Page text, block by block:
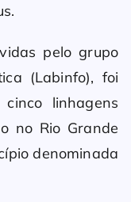
pelo grupo
(Labinfo), foi
linhagens
no Rio Grande
denominada